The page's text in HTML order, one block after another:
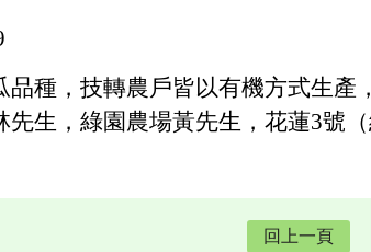
種，技轉農戶皆以有機方式生產
生，綠園農場黃先生，花蓮3號
回上一頁